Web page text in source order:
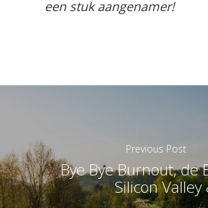
een stuk aangenamer!
Previous Post
Bye Bye Burnout, de
Silicon